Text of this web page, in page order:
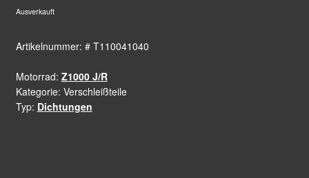
Ausverkauft
Artikelnummer: # T110041040
Motorrad: Z1000 J/R
Kategorie: Verschleißteile
Typ: Dichtungen